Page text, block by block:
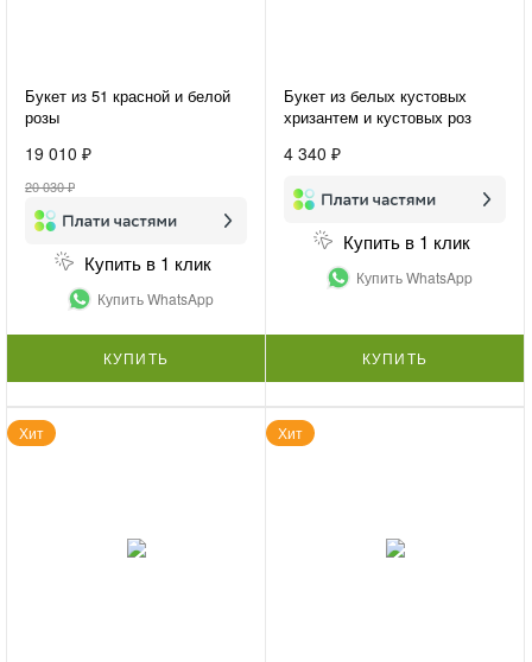
Букет из 51 красной и белой
розы
19 010 ₽
20 030 ₽
Купить в 1 клик
Купить WhatsApp
КУПИТЬ
Букет из белых кустовых
хризантем и кустовых роз
4 340 ₽
Купить в 1 клик
Купить WhatsApp
КУПИТЬ
Хит Хит